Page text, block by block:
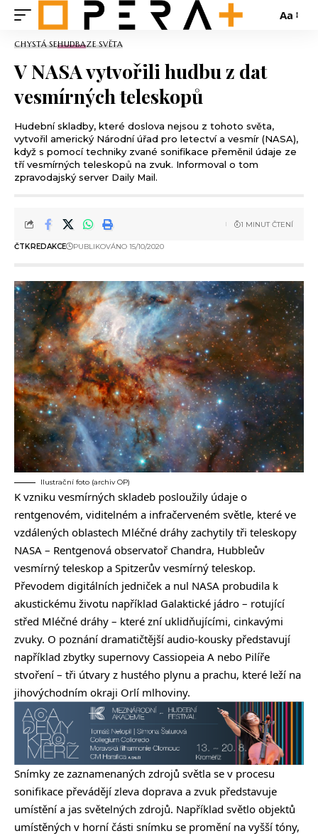
Aa
CHYSTÁ SEHUDBAZE SVĚTA
V NASA vytvořili hudbu z dat
vesmírných teleskopů
Hudební skladby, které doslova nejsou z tohoto světa,
vytvořil americký Národní úřad pro letectví a vesmír (NASA),
když s pomocí techniky zvané sonifikace přeměnil údaje ze
tří vesmírných teleskopů na zvuk. Informoval o tom
zpravodajský server Daily Mail.
ČTKREDAKCE PUBLIKOVÁNO 15/10/2020
1 MINUT ČTENÍ
Ilustrační foto (archiv OP)
K vzniku vesmírných skladeb posloužily údaje o
rentgenovém, viditelném a infračerveném světle, které ve
vzdálených oblastech Mléčné dráhy zachytily tři teleskopy
NASA – Rentgenová observatoř Chandra, Hubbleův
vesmírný teleskop a Spitzerův vesmírný teleskop.
Převodem digitálních jedniček a nul NASA probudila k
akustickému životu například Galaktické jádro – rotující
střed Mléčné dráhy – které zní uklidňujícími, cinkavými
zvuky. O poznání dramatičtější audio-kousky představují
například zbytky supernovy Cassiopeia A nebo Pilíře
stvoření – tři útvary z hustého plynu a prachu, které leží na
jihovýchodním okraji Orlí mlhoviny.
Snímky ze zaznamenaných zdrojů světla se v procesu
sonifikace převádějí zleva doprava a zvuk představuje
umístění a jas světelných zdrojů. Například světlo objektů
umístěných v horní části snímku se promění na vyšší tóny,